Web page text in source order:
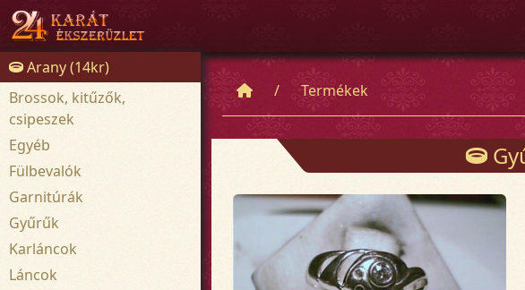
Arany (14kr)
Brossok, kitűzők,
csipeszek
Egyéb
Fülbevalók
Garnitúrák
Gyűrűk
Karláncok
Láncok
Termékek